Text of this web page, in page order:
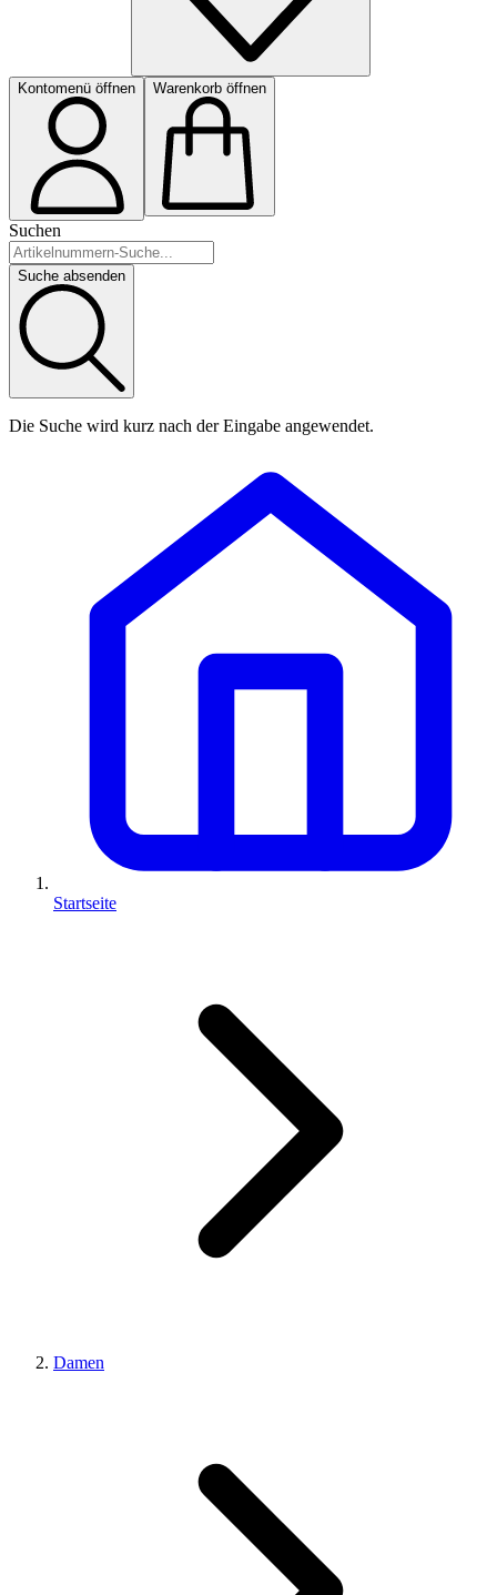
Kontomenü öffnen Warenkorb öffnen
Suchen
Suche absenden
Die Suche wird kurz nach der Eingabe angewendet.
Startseite
Damen